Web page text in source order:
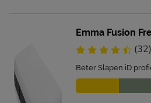
Emma Fusion
(32)
Beter Slapen iD